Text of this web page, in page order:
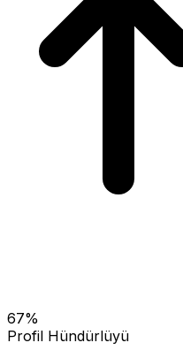
67%
Profil Hündürlüyü